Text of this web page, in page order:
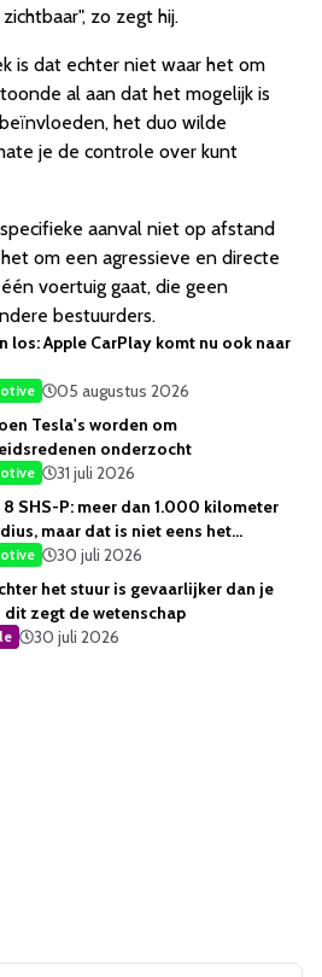
zo zegt hij.
is dat echter niet waar het om
al aan dat het mogelijk is
het duo wilde
je de controle over kunt
aanval niet op afstand
om een agressieve en directe
voertuig gaat, die geen
bestuurders.
los: Apple CarPlay komt nu ook naar
05 augustus 2026
Tesla's worden om
onderzocht
31 juli 2026
8 SHS-P: meer dan 1.000 kilometer
maar dat is niet eens het
30 juli 2026
het stuur is gevaarlijker dan je
dit zegt de wetenschap
30 juli 2026